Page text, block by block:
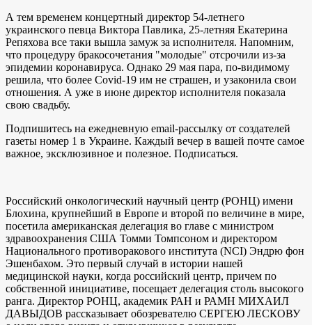
А тем временем концертный директор 54-летнего
украинского певца Виктора Павлика, 25-летняя Екатерина
Репяхова все таки вышла замуж за исполнителя. Напомним,
что процедуру бракосочетания "молодые" отсрочили из-за
эпидемии коронавируса. Однако 29 мая пара, по-видимому
решила, что более Covid-19 им не страшен, и узаконила свои
отношения. А уже в июне директор исполнителя показала
свою свадьбу.
Подпишитесь на ежедневную еmail-рассылку от создателей
газеты номер 1 в Украине. Каждый вечер в вашей почте самое
важное, эксклюзивное и полезное. Подписаться.
Российский онкологический научный центр (РОНЦ) имени
Блохина, крупнейший в Европе и второй по величине в мире,
посетила американская делегация во главе с министром
здравоохранения США Томми Томпсоном и директором
Национального противоракового института (NCI) Эндрю фон
Эшенбахом. Это первый случай в истории нашей
медицинской науки, когда российский центр, причем по
собственной инициативе, посещает делегация столь высокого
ранга. Директор РОНЦ, академик РАН и РАМН МИХАИЛ
ДАВЫДОВ рассказывает обозревателю СЕРГЕЮ ЛЕСКОВУ